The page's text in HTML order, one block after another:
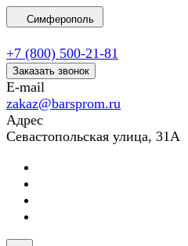
Симферополь
+7 (800) 500-21-81
Заказать звонок
E-mail
zakaz@barsprom.ru
Адрес
Севастопольская улица, 31А